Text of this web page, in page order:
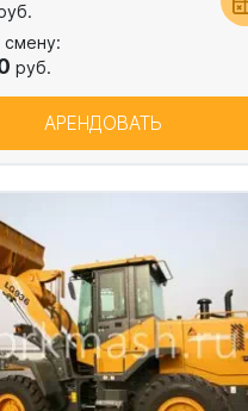
смену:
руб.
АРЕНДОВАТЬ